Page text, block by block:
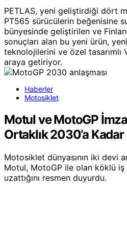
PETLAS, yeni geliştirdiği dört
PT565 sürücülerin beğenisine
bünyesinde geliştirilen ve
sonuçları alan bu yeni ürün,
teknolojilerini ve özel tasarımlı
araya getiriyor.
Haberler
Motosiklet
Motul ve MotoGP
Ortaklık 2030’a Kadar
Motosiklet dünyasının iki devi
Motul, MotoGP ile olan köklü iş
uzattığını resmen duyurdu.